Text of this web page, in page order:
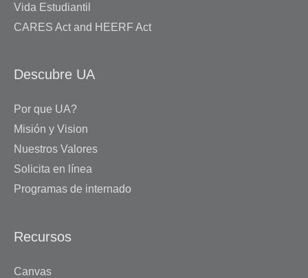
Vida Estudiantil
CARES Act and HEERF Act
Descubre UA
Por que UA?
Misión y Vision
Nuestros Valores
Solicita en línea
Programas de internado
Recursos
Canvas